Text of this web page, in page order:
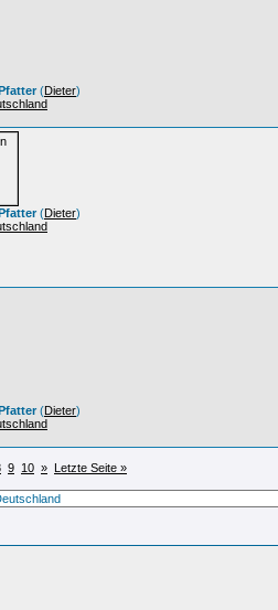
(Dieter)
(Dieter)
(Dieter)
9 10 » Letzte Seite »